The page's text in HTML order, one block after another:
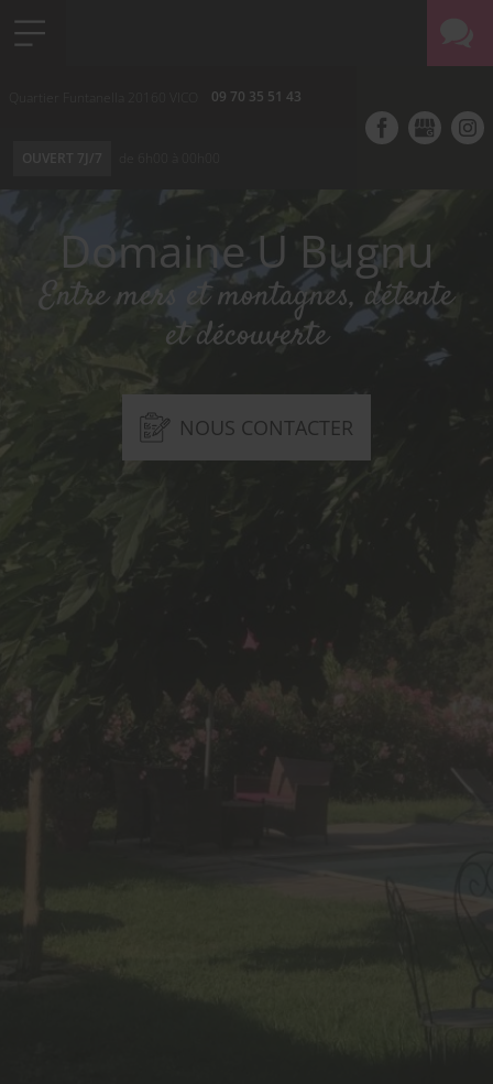
09 70 35 51 43
Domaine U Bugnu
Entre mers et montagnes, détente
et découverte
NOUS CONTACTER